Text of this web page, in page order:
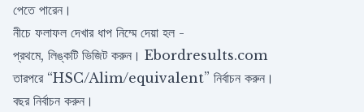
পেতে পারেন।
নীচে ফলাফল দেখার ধাপ নিম্মে দেয়া হল -
প্রথমে, লিঙ্কটি ভিজিট করুন। Ebordresults.com
তারপরে “HSC/Alim/equivalent” নির্বাচন করুন।
বছর নির্বাচন করুন।